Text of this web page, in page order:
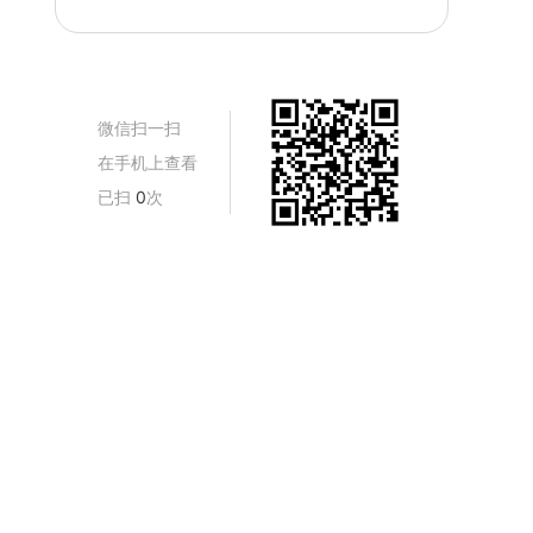
微信扫一扫
在手机上查看
已扫 0次